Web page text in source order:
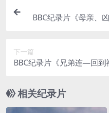
BBC纪录片《母亲、
下一篇
BBC纪录片《兄弟连—回到
2017》英语外挂英字
相关纪录片